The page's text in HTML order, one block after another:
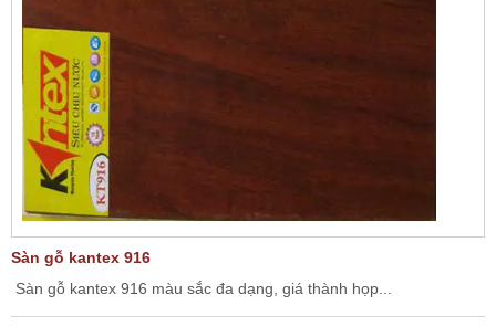
Sàn gỗ kantex 916
Sàn gỗ kantex 916 màu sắc đa dạng, giá thành họp...